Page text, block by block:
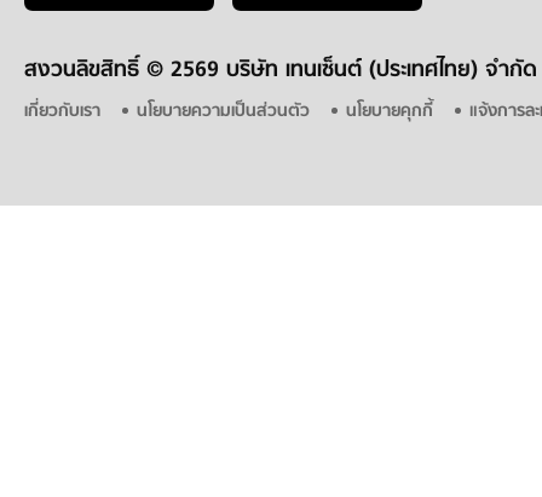
สงวนลิขสิทธิ์ © 2569 บริษัท เทนเซ็นต์ (ประเทศไทย) จำกัด
เกี่ยวกับเรา นโยบายความเป็นส่วนตัว นโยบายคุกกี้ แจ้งการล